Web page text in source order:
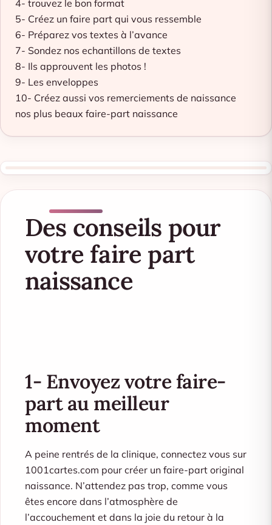
Des conseils pour
votre faire part
naissance
1- Envoyez votre faire-
part au meilleur
moment
A peine rentrés de la clinique, connectez vous sur
1001cartes.com pour créer un faire-part original
naissance. N’attendez pas trop, comme vous
êtes encore dans l’atmosphère de
l’accouchement et dans la joie du retour à la
4- trouvez le bon format
5- Créez un faire part qui vous ressemble
6- Préparez vos textes à l’avance
7- Sondez nos echantillons de textes
8- Ils approuvent les photos !
9- Les enveloppes
10- Créez aussi vos remerciements de naissance
nos plus beaux faire-part naissance